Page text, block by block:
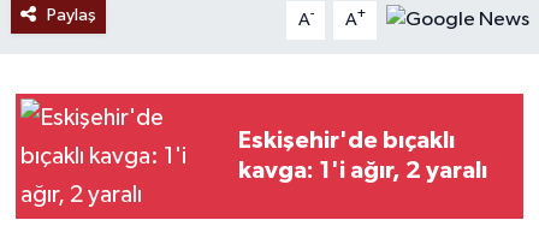
Paylaş A- A+
Eskişehir'de bıçaklı
kavga: 1'i ağır, 2 yaralı